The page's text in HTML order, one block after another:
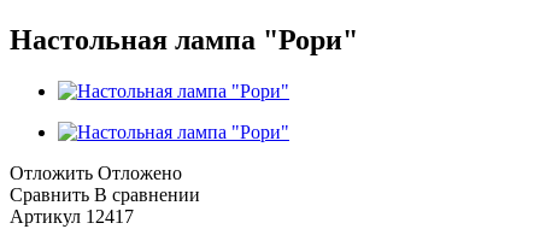
Настольная лампа "Рори"
Отложить Отложено
Сравнить В сравнении
Артикул 12417